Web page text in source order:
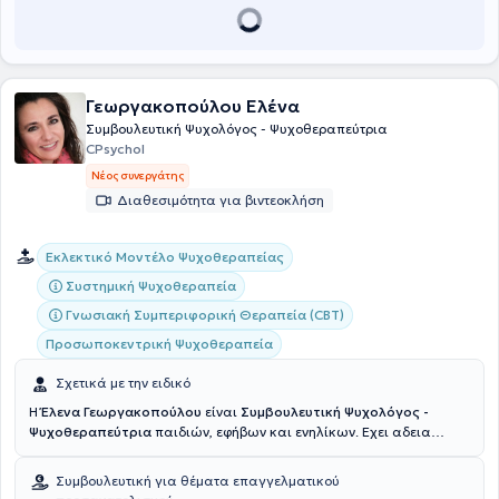
Γεωργακοπούλου Ελένα
Συμβουλευτική Ψυχολόγος - Ψυχοθεραπεύτρια
CPsychol
Νέος συνεργάτης
Διαθεσιμότητα για βιντεοκλήση
Εκλεκτικό Μοντέλο Ψυχοθεραπείας
Συστημική Ψυχοθεραπεία
Γνωσιακή Συμπεριφορική Θεραπεία (CBT)
Προσωποκεντρική Ψυχοθεραπεία
Σχετικά με την ειδικό
ΗΈλενα Γεωργακοπούλου είναι Συμβουλευτική Ψυχολόγος -
Ψυχοθεραπεύτρια παιδιών, εφήβων και ενηλίκων. Εχει αδεια
από το 2006 , και άδεια ασκήσεως επαγγέλματος στην Ελλάδα
απο το 2008. Επίσης είναι τακτικό μέλος του Συλλόγου Ελλήνων
Συμβουλευτική για θέματα επαγγελματικού